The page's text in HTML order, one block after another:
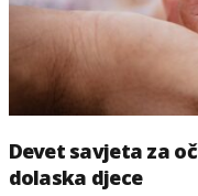
Devet savjeta za
dolaska djece